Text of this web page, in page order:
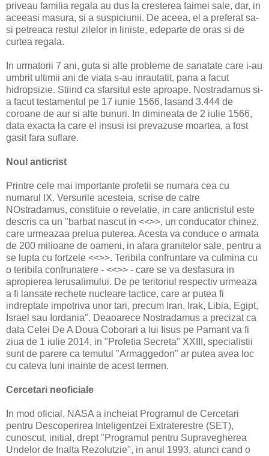
priveau familia regala au dus la cresterea faimei sale, dar, in
aceeasi masura, si a suspiciunii. De aceea, el a preferat sa-
si petreaca restul zilelor in liniste, edeparte de oras si de
curtea regala.
In urmatorii 7 ani, guta si alte probleme de sanatate care i-au
umbrit ultimii ani de viata s-au inrautatit, pana a facut
hidropsizie. Stiind ca sfarsitul este aproape, Nostradamus si-
a facut testamentul pe 17 iunie 1566, lasand 3.444 de
coroane de aur si alte bunuri. In dimineata de 2 iulie 1566,
data exacta la care el insusi isi prevazuse moartea, a fost
gasit fara suflare.
Noul anticrist
Printre cele mai importante profetii se numara cea cu
numarul IX. Versurile acesteia, scrise de catre
NOstradamus, constituie o revelatie, in care anticristul este
descris ca un "barbat nascut in <<>>, un conducator chinez,
care urmeazaa prelua puterea. Acesta va conduce o armata
de 200 milioane de oameni, in afara granitelor sale, pentru a
se lupta cu fortzele <<>>. Teribila confruntare va culmina cu
o teribila confrunatere - <<>> - care se va desfasura in
apropierea Ierusalimului. De pe teritoriul respectiv urmeaza
a fi lansate rechete nucleare tactice, care ar putea fi
indreptate impotriva unor tari, precum Iran, Irak, Libia, Egipt,
Israel sau Iordania". Deaoarece Nostradamus a precizat ca
data Celei De A Doua Coborari a lui Iisus pe Pamant va fi
ziua de 1 iulie 2014, in "Profetia Secreta" XXIII, specialistii
sunt de parere ca temutul "Armaggedon" ar putea avea loc
cu cateva luni inainte de acest termen.
Cercetari neoficiale
In mod oficial, NASA a incheiat Programul de Cercetari
pentru Descoperirea Inteligentzei Extraterestre (SET),
cunoscut, initial, drept "Programul pentru Supravegherea
Undelor de Inalta Rezolutzie", in anul 1993, atunci cand o